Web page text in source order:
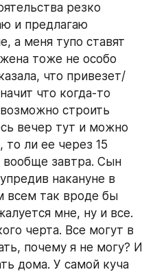
резко
и предлагаю
а меня тупо ставят
тоже не особо
что привезет/
что когда-то
строить
вечер тут и можно
то ли ее через 15
завтра. Сын
накануне в
всем так вроде бы
мне, ну и все.
черта. Все могут в
почему я не могу? И
дома. У самой куча